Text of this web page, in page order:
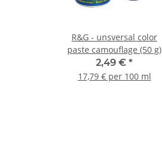
R&G - unsversal color
paste camouflage (50 g)
2,49 € *
17,79 € per 100 ml